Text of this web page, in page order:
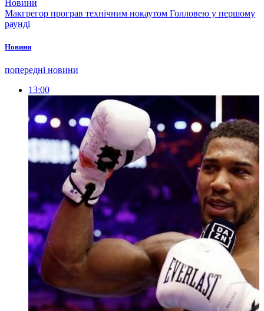
Новини
Макгрегор програв технічним нокаутом Голловею у першому
раунді
Новини
попередні новини
13:00